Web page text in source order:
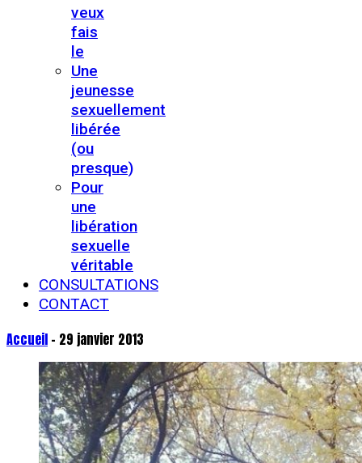
veux
fais
le
Une
jeunesse
sexuellement
libérée
(ou
presque)
Pour
une
libération
sexuelle
véritable
CONSULTATIONS
CONTACT
Accueil - 29 janvier 2013